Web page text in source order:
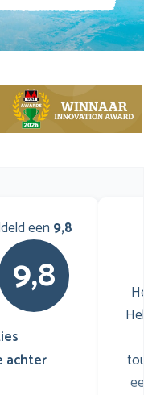
een 9,8
9,8
achter